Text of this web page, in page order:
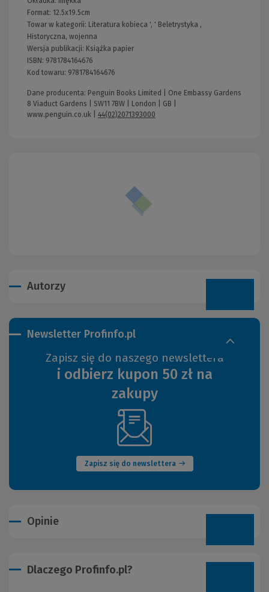
Format: 12.5x19.5cm
Towar w kategorii: Literatura kobieca ', ' Beletrystyka ,
Historyczna, wojenna
Wersja publikacji: Książka papier
ISBN: 9781784164676
Kod towaru: 9781784164676
Dane producenta: Penguin Books Limited | One Embassy Gardens
8 Viaduct Gardens | SW11 7BW | London | GB |
www.penguin.co.uk
44(02)2071393000
Autorzy
Newsletter Profinfo.pl
Zapisz się do naszego newslettera
i odbierz kupon 50 zł na
zakupy
Zapisz się do newslettera
(Nowe
okno)
Opinie
Dlaczego Profinfo.pl?